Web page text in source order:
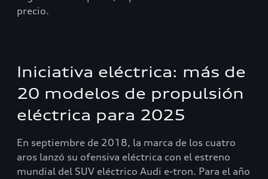
precio.
Iniciativa eléctrica: más de
20 modelos de propulsión
eléctrica para 2025
En septiembre de 2018, la marca de los cuatro
aros lanzó su ofensiva eléctrica con el estreno
mundial del SUV eléctrico Audi e-tron. Para el año